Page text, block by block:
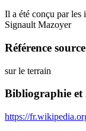
Il a été conçu par les
Signault Mazoyer
Référence source
sur le terrain
Bibliographie et
https://